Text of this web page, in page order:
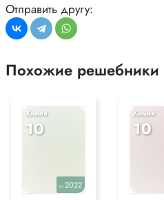
Отправить другу:
Похожие решебники
Химия
10
уч.2022
Химия
10